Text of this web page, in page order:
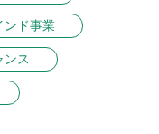
ンド事業
ンス